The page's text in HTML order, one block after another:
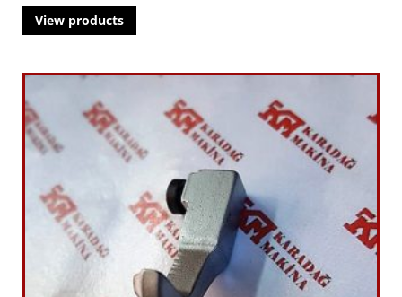
View products